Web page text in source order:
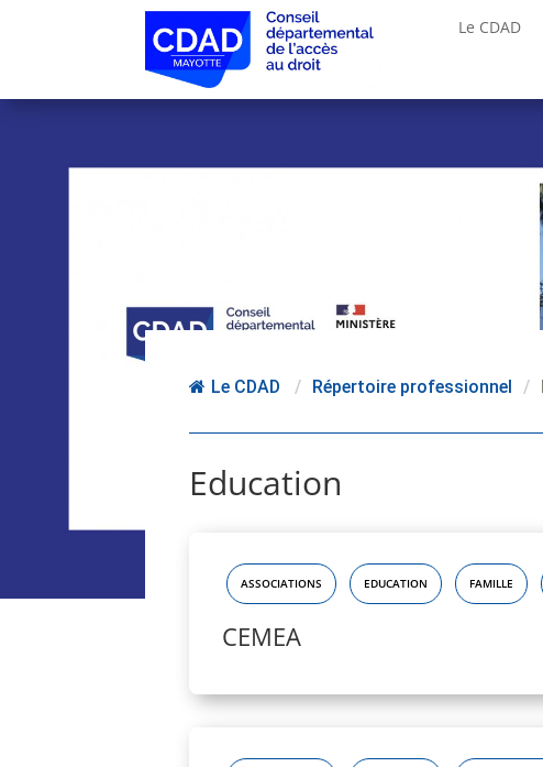
Le CDAD
Le CDAD / Répertoire professionnel /
Education
ASSOCIATIONS EDUCATION FAMILLE
CEMEA